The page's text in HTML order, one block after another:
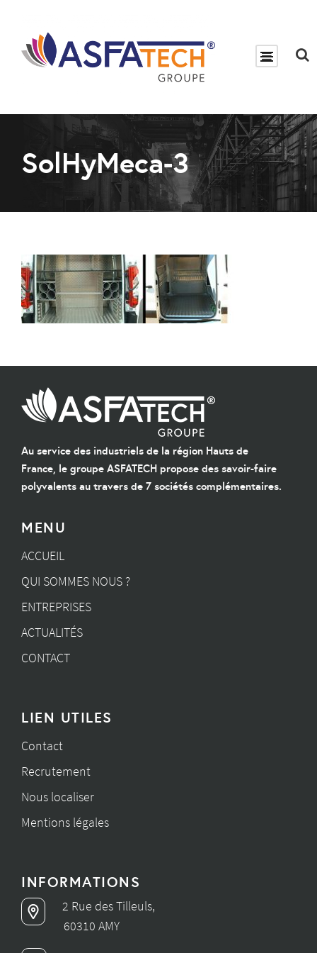
SolHyMeca-3
Au service des industriels de la région Hauts de
France, le groupe ASFATECH propose des savoir-faire
polyvalents au travers de 7 sociétés complémentaires.
MENU
ACCUEIL
QUI SOMMES NOUS ?
ENTREPRISES
ACTUALITÉS
CONTACT
LIEN UTILES
Contact
Recrutement
Nous localiser
Mentions légales
INFORMATIONS
2 Rue des Tilleuls,
60310 AMY